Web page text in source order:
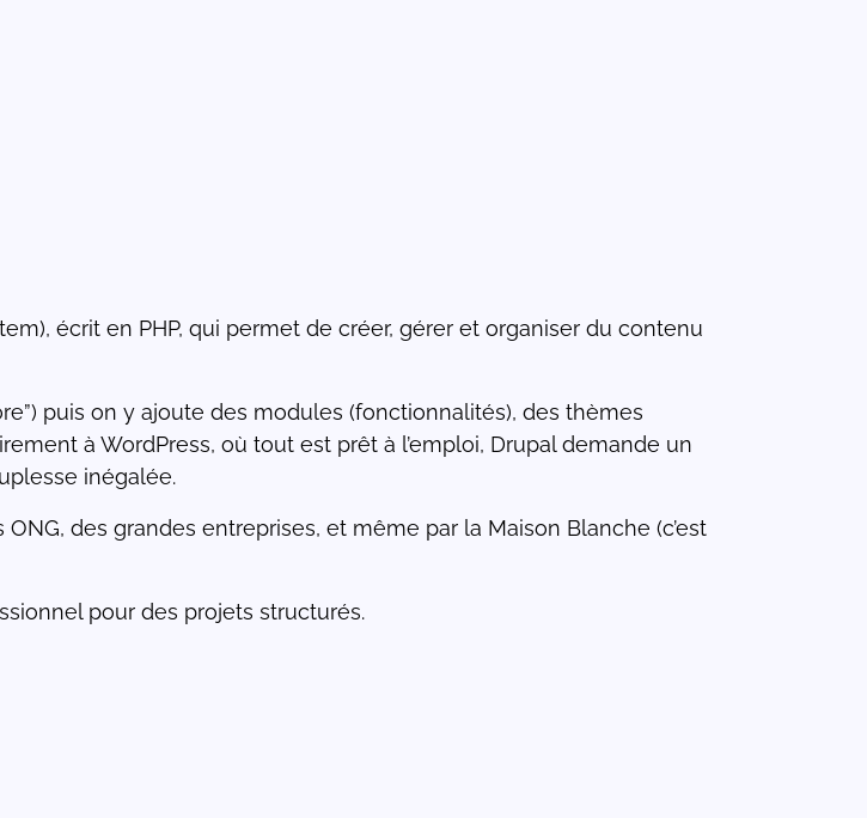
écrit en PHP, qui permet de créer, gérer et organiser du contenu
puis on y ajoute des modules (fonctionnalités), des thèmes
à WordPress, où tout est prêt à l’emploi, Drupal demande un
inégalée.
pour des projets structurés.